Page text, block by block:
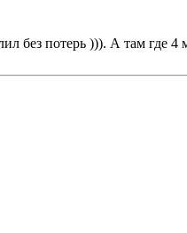
без потерь ))). А там где